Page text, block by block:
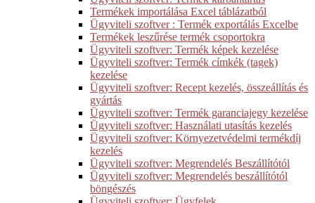
Termékek importálása Excel táblázatból
Ügyviteli szoftver : Termék exportálás Excelbe
Termékek leszűrése termék csoportokra
Ügyviteli szoftver: Termék képek kezelése
Ügyviteli szoftver: Termék címkék (tagek)
kezelése
Ügyviteli szoftver: Recept kezelés, összeállítás és
gyártás
Ügyviteli szoftver: Termék garanciajegy kezelése
Ügyviteli szoftver: Használati utasítás kezelés
Ügyviteli szoftver: Környezetvédelmi termékdíj
kezelés
Ügyviteli szoftver: Megrendelés Beszállítótól
Ügyviteli szoftver: Megrendelés beszállítótól
böngészés